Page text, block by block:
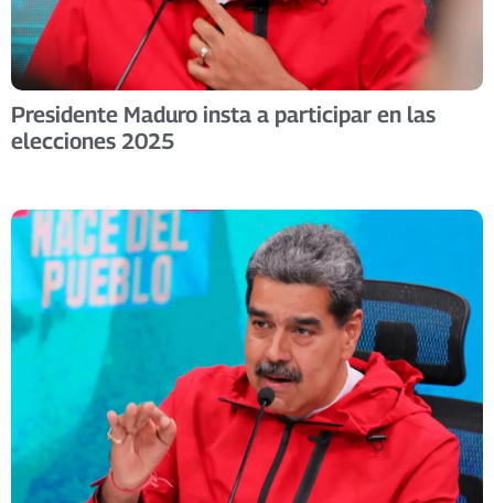
Presidente Maduro insta a participar en las
elecciones 2025